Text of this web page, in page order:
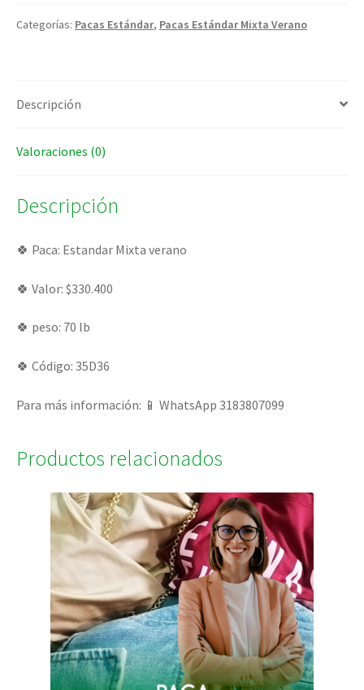
Categorías: Pacas Estándar, Pacas Estándar Mixta Verano
Descripción
Valoraciones (0)
Descripción
🍀 Paca: Estandar Mixta verano
🍀 Valor: $330.400
🍀 peso: 70 lb
🍀 Código: 35D36
Para más información: 📱 WhatsApp 3183807099
Productos relacionados